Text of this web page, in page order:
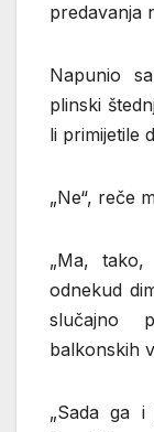
predavanja
Napunio
plinski
li primijetile
„Ne“, reče
„Ma,
odnekud
slučajno
balkonskih
„Sada ga i